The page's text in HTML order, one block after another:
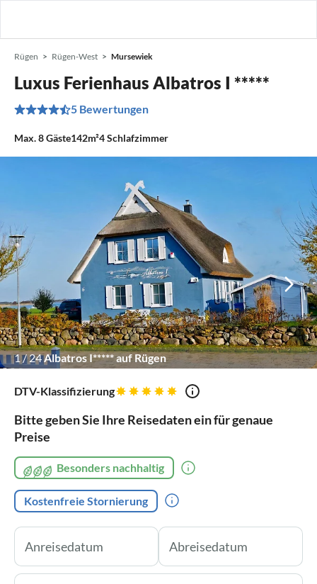
Rügen Rügen-West Mursewiek
Luxus Ferienhaus Albatros I *****
5 Bewertungen
Max.8Gäste142m²4Schlafzimmer
1/24Albatros I***** auf Rügen
DTV-Klassifizierung
Bitte geben Sie Ihre Reisedaten ein für genaue
Preise
Besonders nachhaltig
Kostenfreie Stornierung